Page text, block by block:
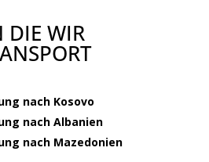
DIE WIR
nach Kosovo
nach Albanien
nach Mazedonien